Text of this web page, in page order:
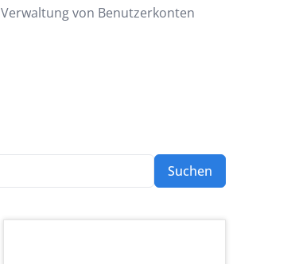
von Benutzerkonten
Suchen